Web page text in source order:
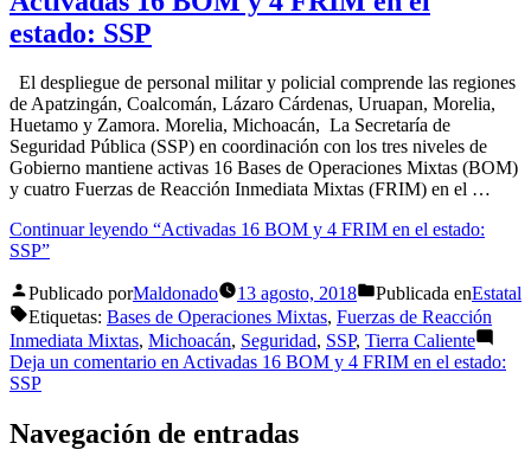
estado: SSP
El despliegue de personal militar y policial comprende las regiones
de Apatzingán, Coalcomán, Lázaro Cárdenas, Uruapan, Morelia,
Huetamo y Zamora. Morelia, Michoacán, La Secretaría de
Seguridad Pública (SSP) en coordinación con los tres niveles de
Gobierno mantiene activas 16 Bases de Operaciones Mixtas (BOM)
y cuatro Fuerzas de Reacción Inmediata Mixtas (FRIM) en el …
Continuar leyendo “Activadas 16 BOM y 4 FRIM en el estado:
SSP”
Publicado porMaldonado 13 agosto, 2018 Publicada enEstatal
Etiquetas: Bases de Operaciones Mixtas, Fuerzas de Reacción
Inmediata Mixtas, Michoacán, Seguridad, SSP, Tierra Caliente
Deja un comentario en Activadas 16 BOM y 4 FRIM en el estado:
SSP
Navegación de entradas